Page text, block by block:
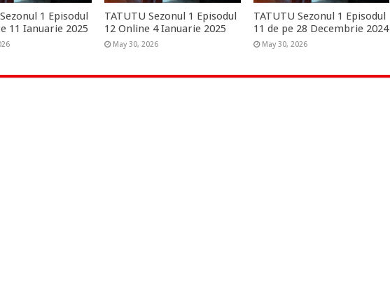
1 Episodul
11 Ianuarie 2025
TATUTU Sezonul 1 Episodul
12 Online 4 Ianuarie 2025
May 30, 2026
TATUTU Sezonul 1 Episodul
11 de pe 28 Decembrie 2024
May 30, 2026